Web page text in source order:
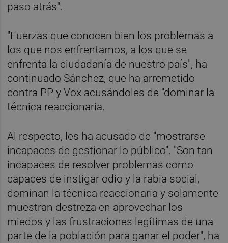
paso atrás".
"Fuerzas que conocen bien los problemas a
los que nos enfrentamos, a los que se
enfrenta la ciudadanía de nuestro país", ha
continuado Sánchez, que ha arremetido
contra PP y Vox acusándoles de "dominar la
técnica reaccionaria.
Al respecto, les ha acusado de "mostrarse
incapaces de gestionar lo público". "Son tan
incapaces de resolver problemas como
capaces de instigar odio y la rabia social,
dominan la técnica reaccionaria y solamente
muestran destreza en aprovechar los
miedos y las frustraciones legítimas de una
parte de la población para ganar el poder", ha